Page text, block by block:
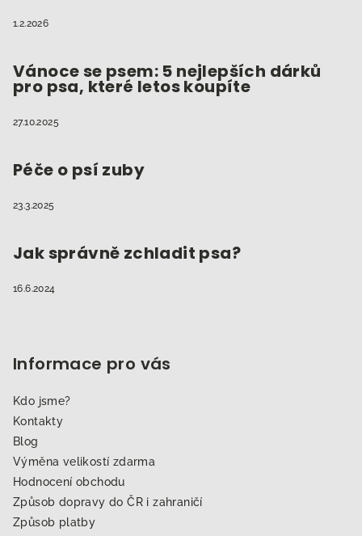
1.2.2026
Vánoce se psem: 5 nejlepších dárků
pro psa, které letos koupíte
27.10.2025
Péče o psí zuby
23.3.2025
Jak správně zchladit psa?
16.6.2024
Informace pro vás
Kdo jsme?
Kontakty
Blog
Výměna velikostí zdarma
Hodnocení obchodu
Způsob dopravy do ČR i zahraničí
Způsob platby